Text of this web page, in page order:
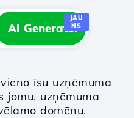
AI Generator
JAU
NS
īsu uzņēmuma
jomu, uzņēmuma
domēnu.